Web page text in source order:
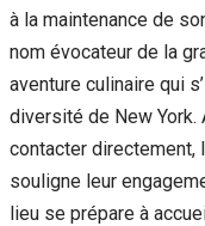
à la maintenance de
nom évocateur de la
aventure culinaire qui
diversité de New York.
contacter directement,
souligne leur
lieu se prépare à